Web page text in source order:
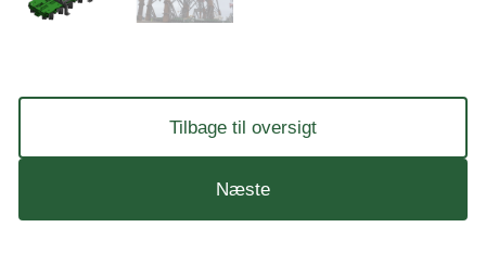
Tilbage til oversigt
Næste